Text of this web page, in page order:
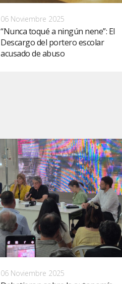
06 Noviembre 2025
“Nunca toqué a ningún nene”: El
Descargo del portero escolar
acusado de abuso
06 Noviembre 2025